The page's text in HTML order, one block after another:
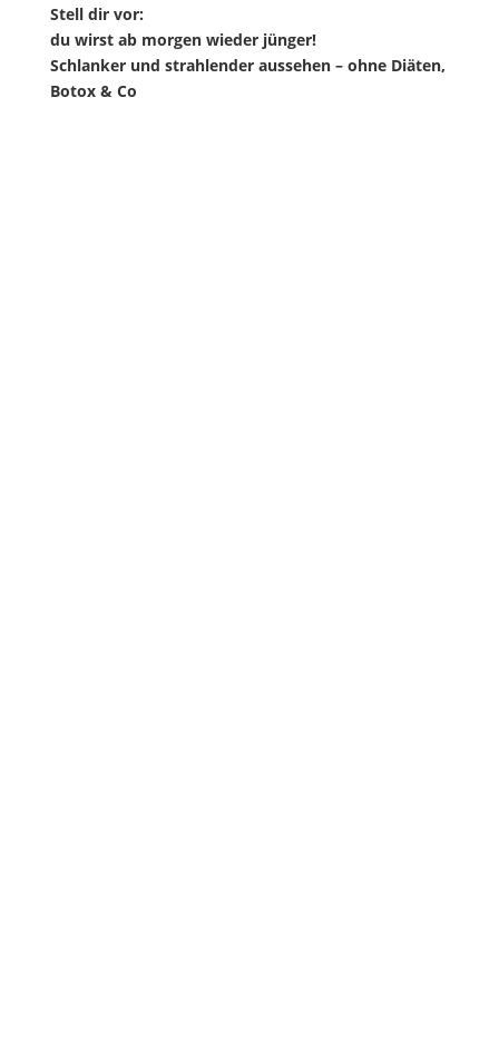
Stell dir vor:
du wirst ab morgen wieder jünger!
Schlanker und strahlender aussehen – ohne Diäten,
Botox & Co